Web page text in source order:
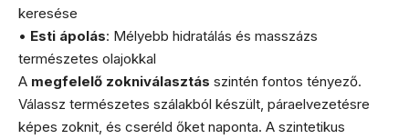
keresése
• Esti ápolás: Mélyebb hidratálás és masszázs
természetes olajokkal
A megfelelő zokniválasztás szintén fontos tényező.
Válassz természetes szálakból készült, páraelvezetésre
képes zoknit, és cseréld őket naponta. A szintetikus